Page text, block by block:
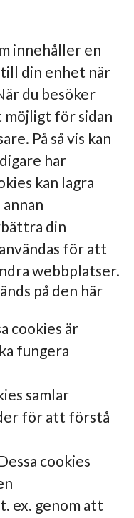
innehåller en
din enhet när
du besöker
möjligt för sidan
På så vis kan
har
kan lagra
din
för att
webbplatser.
på den här
cookies är
fungera
samlar
för att förstå
cookies
ex. genom att